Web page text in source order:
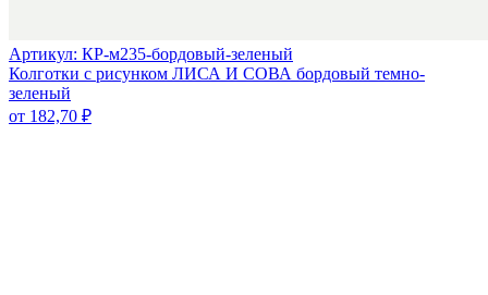
Артикул: КР-м235-бордовый-зеленый
Колготки с рисунком ЛИСА И СОВА бордовый темно-
зеленый
от 182,70 ₽